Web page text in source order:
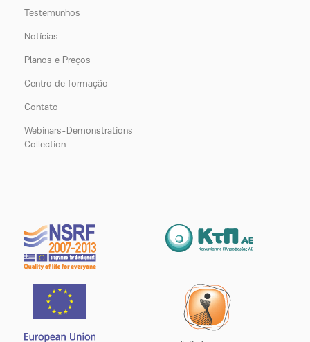
Testemunhos
Notícias
Planos e Preços
Centro de formação
Contato
Webinars-Demonstrations
Collection